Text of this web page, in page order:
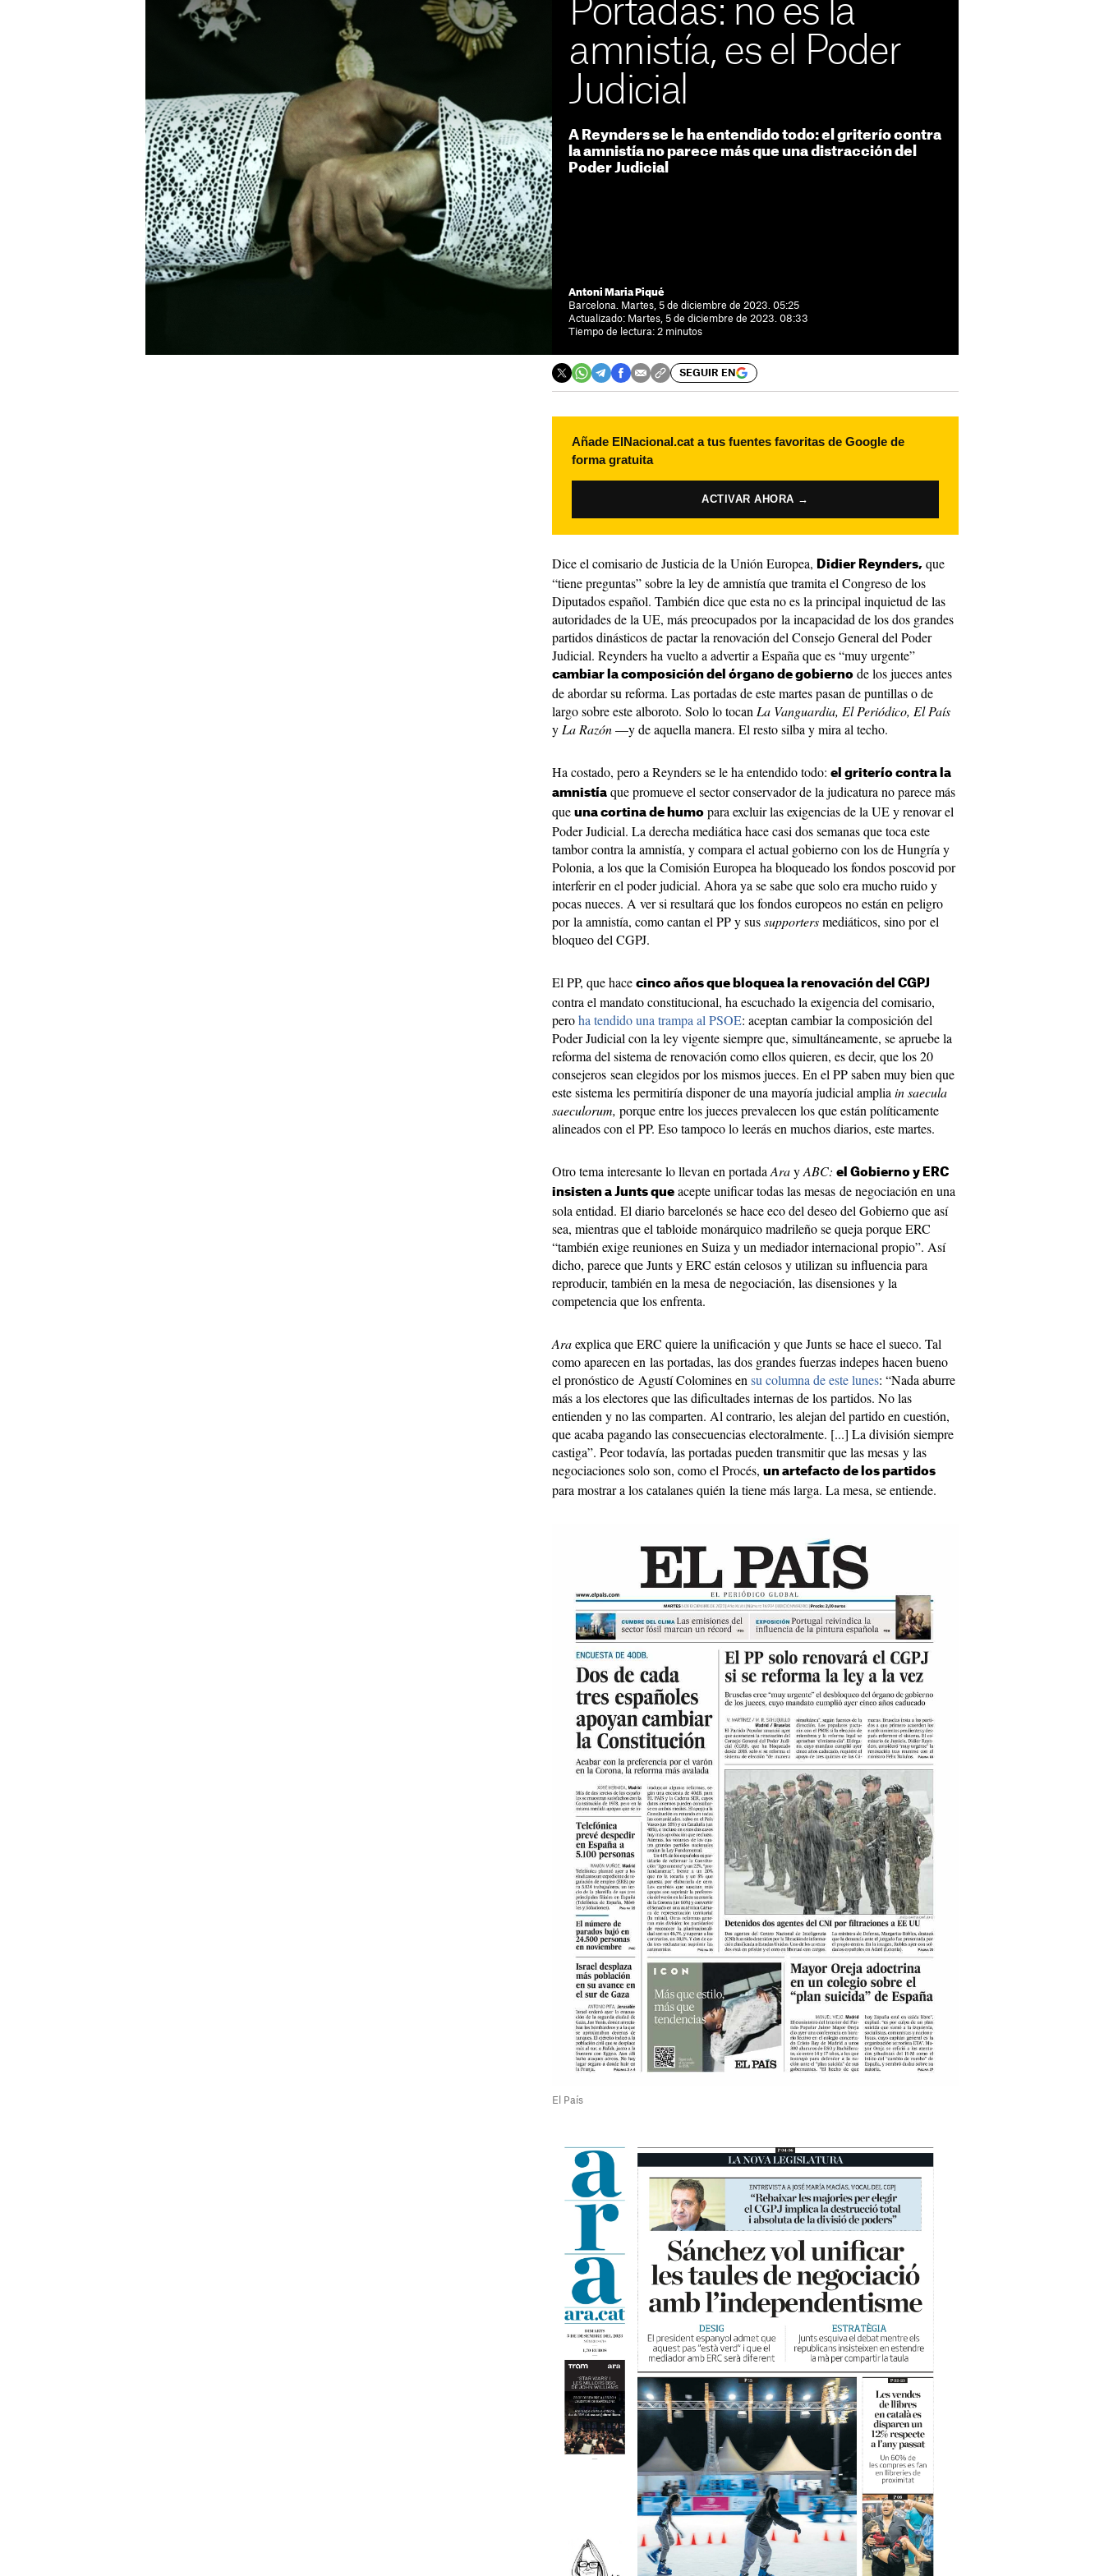
Portadas: no es la
amnistía, es el Poder
Judicial
A Reynders se le ha entendido todo: el griterío contra
la amnistía no parece más que una distracción del
Poder Judicial
Antoni Maria Piqué
Barcelona. Martes, 5 de diciembre de 2023. 05:25
Actualizado: Martes, 5 de diciembre de 2023. 08:33
Tiempo de lectura: 2 minutos
SEGUIR EN
Añade ElNacional.cat a tus fuentes favoritas de Google de
forma gratuita
ACTIVAR AHORA →
Dice el comisario de Justicia de la Unión Europea, Didier Reynders, que
“tiene preguntas” sobre la ley de amnistía que tramita el Congreso de los
Diputados español. También dice que esta no es la principal inquietud de las
autoridades de la UE, más preocupados por la incapacidad de los dos grandes
partidos dinásticos de pactar la renovación del Consejo General del Poder
Judicial. Reynders ha vuelto a advertir a España que es “muy urgente”
cambiar la composición del órgano de gobierno de los jueces antes
de abordar su reforma. Las portadas de este martes pasan de puntillas o de
largo sobre este alboroto. Solo lo tocan La Vanguardia, El Periódico, El País
y La Razón—y de aquella manera. El resto silba y mira al techo.
Ha costado, pero a Reynders se le ha entendido todo: el griterío contra la
amnistía que promueve el sector conservador de la judicatura no parece más
que una cortina de humo para excluir las exigencias de la UE y renovar el
Poder Judicial. La derecha mediática hace casi dos semanas que toca este
tambor contra la amnistía, y compara el actual gobierno con los de Hungría y
Polonia, a los que la Comisión Europea ha bloqueado los fondos poscovid por
interferir en el poder judicial. Ahora ya se sabe que solo era mucho ruido y
pocas nueces. A ver si resultará que los fondos europeos no están en peligro
por la amnistía, como cantan el PP y sussupportersmediáticos, sino por el
bloqueo del CGPJ.
El PP, que hace cinco años que bloquea la renovación del CGPJ
contra el mandato constitucional, ha escuchado la exigencia del comisario,
peroha tendido una trampa al PSOE: aceptan cambiar la composición del
Poder Judicial con la ley vigente siempre que, simultáneamente, se apruebe la
reforma del sistema de renovación como ellos quieren, es decir, que los 20
consejeros sean elegidos por los mismos jueces. En el PP saben muy bien que
este sistema les permitiría disponer de una mayoría judicial amplia in saecula
saeculorum, porque entre los jueces prevalecen los que están políticamente
alineados con el PP. Eso tampoco lo leerás en muchos diarios, este martes.
Otro tema interesante lo llevan en portada ArayABC: el Gobierno y ERC
insisten a Junts que acepte unificar todas las mesas de negociación en una
sola entidad. El diario barcelonés se hace eco del deseo del Gobierno que así
sea, mientras que el tabloide monárquico madrileño se queja porque ERC
“también exige reuniones en Suiza y un mediador internacional propio”. Así
dicho, parece que Junts y ERC están celosos y utilizan su influencia para
reproducir, también en la mesa de negociación, las disensiones y la
competencia que los enfrenta.
Araexplica que ERC quiere la unificación y que Junts se hace el sueco. Tal
como aparecen en las portadas, las dos grandes fuerzas indepes hacen bueno
el pronóstico de Agustí Colomines en su columna de este lunes: “Nada aburre
más a los electores que las dificultades internas de los partidos. No las
entienden y no las comparten. Al contrario, les alejan del partido en cuestión,
que acaba pagando las consecuencias electoralmente. [...] La división siempre
castiga”. Peor todavía, las portadas pueden transmitir que las mesas y las
negociaciones solo son, como el Procés, un artefacto de los partidos
para mostrar a los catalanes quién la tiene más larga. La mesa, se entiende.
El País